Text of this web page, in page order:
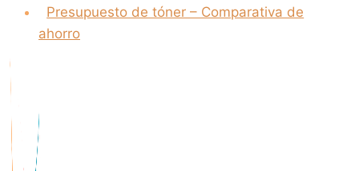
Presupuesto de tóner – Comparativa de
ahorro